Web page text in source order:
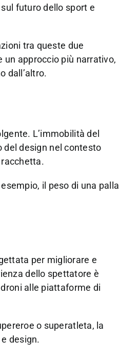
futuro dello sport e
tra queste due
approccio più narrativo,
dall’altro.
L’immobilità del
del design nel contesto
racchetta.
il peso di una palla
per migliorare e
dello spettatore è
alle piattaforme di
o superatleta, la
design.